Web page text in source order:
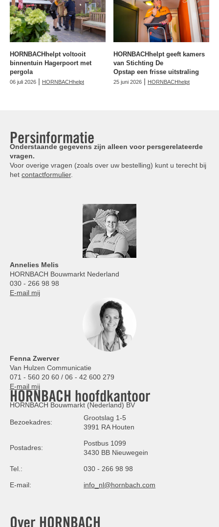
HORNBACHhelpt voltooit
binnentuin Hagerpoort met
pergola
06 juli 2026 | HORNBACHhelpt
HORNBACHhelpt geeft kamers
van Stichting De
Opstap een frisse uitstraling
25 juni 2026 | HORNBACHhelpt
Persinformatie
Onderstaande gegevens zijn alleen voor persgerelateerde
vragen.
Voor overige vragen (zoals over uw bestelling) kunt u terecht bij
het contactformulier.
Annelies Melis
HORNBACH Bouwmarkt Nederland
030 - 266 98 98
E-mail mij
Fenna Zwerver
Van Hulzen Communicatie
071 - 560 20 60 / 06 - 42 600 279
E-mail mij
HORNBACH hoofdkantoor
HORNBACH Bouwmarkt (Nederland) BV
Bezoekadres:
Grootslag 1-5
3991 RA Houten
Postadres:
Postbus 1099
3430 BB Nieuwegein
Tel.: 030 - 266 98 98
E-mail: info_nl@hornbach.com
Over HORNBACH